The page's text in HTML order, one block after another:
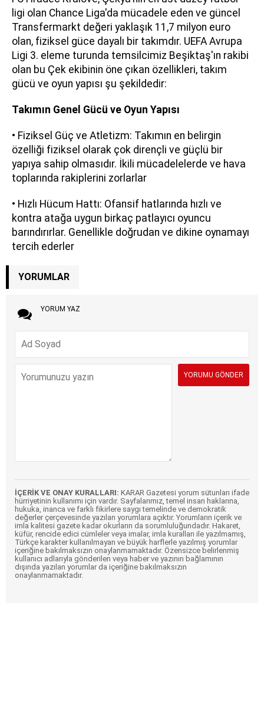
ligi olan Chance Liga'da mücadele eden ve güncel
Transfermarkt değeri yaklaşık 11,7 milyon euro
olan, fiziksel güce dayalı bir takımdır. UEFA Avrupa
Ligi 3. eleme turunda temsilcimiz Beşiktaş'ın rakibi
olan bu Çek ekibinin öne çıkan özellikleri, takım
gücü ve oyun yapısı şu şekildedir:
Takımın Genel Gücü ve Oyun Yapısı
• Fiziksel Güç ve Atletizm: Takımın en belirgin
özelliği fiziksel olarak çok dirençli ve güçlü bir
yapıya sahip olmasıdır. İkili mücadelelerde ve hava
toplarında rakiplerini zorlarlar
• Hızlı Hücum Hattı: Ofansif hatlarında hızlı ve
kontra atağa uygun birkaç patlayıcı oyuncu
barındırırlar. Genellikle doğrudan ve dikine oynamayı
tercih ederler
YORUMLAR
YORUM YAZ
İÇERİK VE ONAY KURALLARI: KARAR Gazetesi yorum sütunları ifade
hürriyetinin kullanımı için vardır. Sayfalarımız, temel insan haklarına,
hukuka, inanca ve farklı fikirlere saygı temelinde ve demokratik
değerler çerçevesinde yazılan yorumlara açıktır. Yorumların içerik ve
imla kalitesi gazete kadar okurların da sorumluluğundadır. Hakaret,
küfür, rencide edici cümleler veya imalar, imla kuralları ile yazılmamış,
Türkçe karakter kullanılmayan ve büyük harflerle yazılmış yorumlar
içeriğine bakılmaksızın onaylanmamaktadır. Özensizce belirlenmiş
kullanıcı adlarıyla gönderilen veya haber ve yazının bağlamının
dışında yazılan yorumlar da içeriğine bakılmaksızın
onaylanmamaktadır.